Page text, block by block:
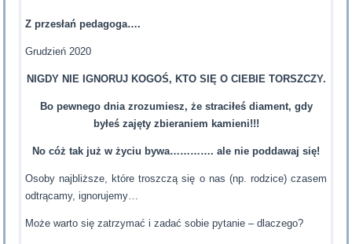
Z przesłań pedagoga….
Grudzień 2020
NIGDY NIE IGNORUJ KOGOŚ, KTO SIĘ O CIEBIE TORSZCZY.
Bo pewnego dnia zrozumiesz, że straciłeś diament, gdy
byłeś zajęty zbieraniem kamieni!!!
No cóż tak już w życiu bywa…………. ale nie poddawaj się!
Osoby najbliższe, które troszczą się o nas (np. rodzice) czasem
odtrącamy, ignorujemy…
Może warto się zatrzymać i zadać sobie pytanie – dlaczego?